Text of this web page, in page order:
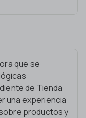
que se
de Tienda
una experiencia
productos y